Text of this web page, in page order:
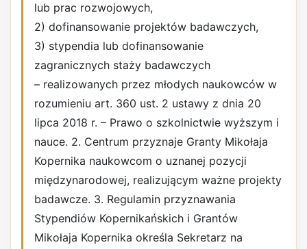
lub prac rozwojowych,
2) dofinansowanie projektów badawczych,
3) stypendia lub dofinansowanie
zagranicznych staży badawczych
– realizowanych przez młodych naukowców w
rozumieniu art. 360 ust. 2 ustawy z dnia 20
lipca 2018 r. – Prawo o szkolnictwie wyższym i
nauce. 2. Centrum przyznaje Granty Mikołaja
Kopernika naukowcom o uznanej pozycji
międzynarodowej, realizującym ważne projekty
badawcze. 3. Regulamin przyznawania
Stypendiów Kopernikańskich i Grantów
Mikołaja Kopernika określa Sekretarz na